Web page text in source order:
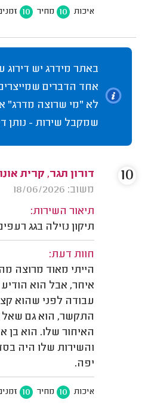
איכות 10 מחיר 10
באתר מידרג יש דירוג
אחד הדברים
לא "מי שרוצה מדרג"
שמקבל שירות - נותן
דורון תגר, קרית
משוב: 18/06/2026
תיאור השירות:
תיקון נזילה בגג
חוות דעת:
הייתי מאוד מרוצה
איחר, אבל הוא
עבודה לפני שהוא
התקשר, הוא גם שאל
האיחור שלו. הוא בן
והשירות שלו היה
יפה.
איכות 10 מחיר 10
10